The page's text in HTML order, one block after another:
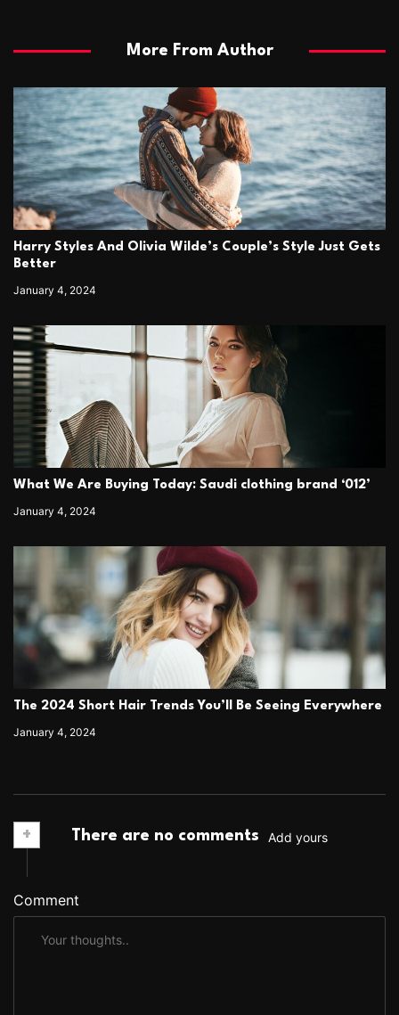
More From Author
Harry Styles And Olivia Wilde’s Couple’s Style Just Gets
Better
January 4, 2024
What We Are Buying Today: Saudi clothing brand ‘012’
January 4, 2024
The 2024 Short Hair Trends You’ll Be Seeing Everywhere
January 4, 2024
+ There are no comments Add yours
Comment